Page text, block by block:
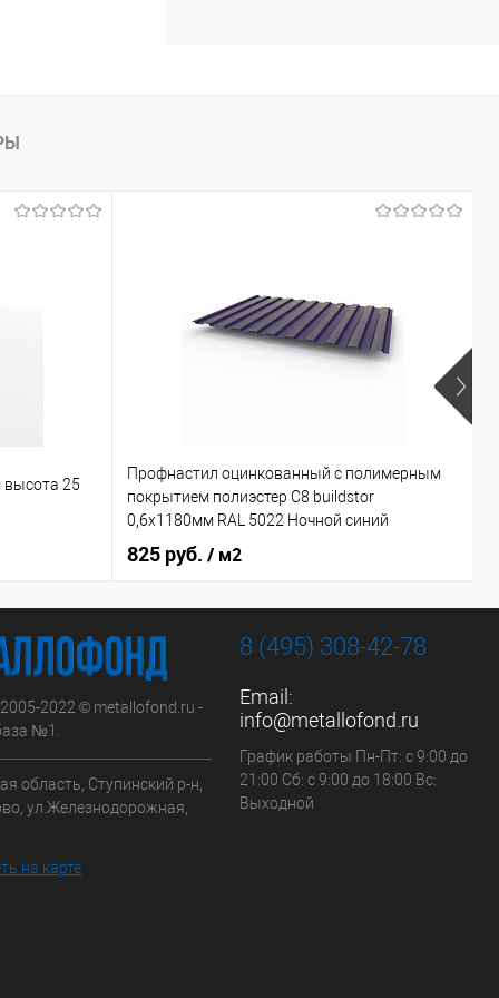
25
Профнастил оцинкованный с полимерным
покрытием полиэстер С8 buildstor
0,6х1180мм RAL 5022 Ночной синий
825 руб. / м2
2022 © metallofond.ru -
№1.
область, Ступинский р-н,
ул.Железнодорожная,
на карте
8 (495) 308-42-78
Email:
info@metallofond.ru
График работы Пн-Пт: с 9:00 до
21:00 Сб: с 9:00 до 18:00 Вс:
Выходной